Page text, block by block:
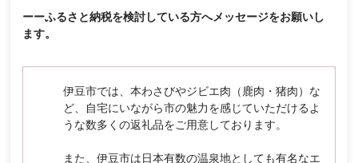
ーーふるさと納税を検討している方へメッセージをお願いし
ます。
伊豆市では、本わさびやジビエ肉（鹿肉・猪肉）な
ど、自宅にいながら市の魅力を感じていただけるよ
うな数多くの返礼品をご用意しております。
また、伊豆市は日本有数の温泉地としても有名なエ